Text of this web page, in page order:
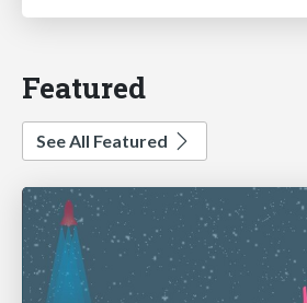
Featured
See All Featured